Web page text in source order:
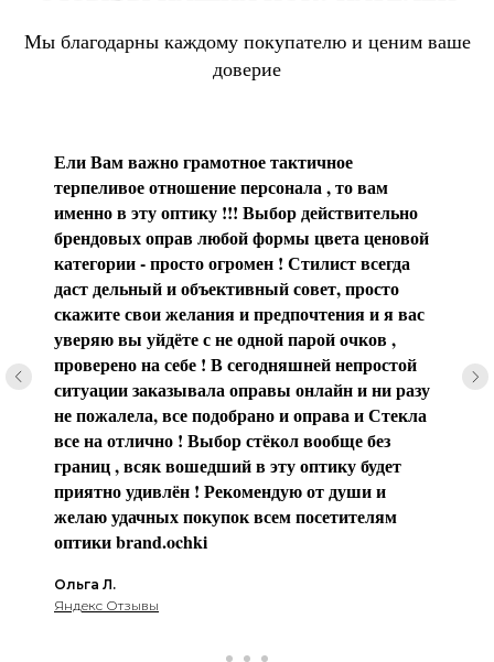
Мы благодарны каждому покупателю и ценим ваше
доверие
Ели Вам важно грамотное тактичное
терпеливое отношение персонала , то вам
именно в эту оптику !!! Выбор действительно
брендовых оправ любой формы цвета ценовой
категории - просто огромен ! Стилист всегда
даст дельный и объективный совет, просто
скажите свои желания и предпочтения и я вас
уверяю вы уйдёте с не одной парой очков ,
проверено на себе ! В сегодняшней непростой
ситуации заказывала оправы онлайн и ни разу
не пожалела, все подобрано и оправа и Стекла
все на отлично ! Выбор стёкол вообще без
границ , всяк вошедший в эту оптику будет
приятно удивлён ! Рекомендую от души и
желаю удачных покупок всем посетителям
оптики brаnd.ochki
Ольга Л.
Яндекс Отзывы